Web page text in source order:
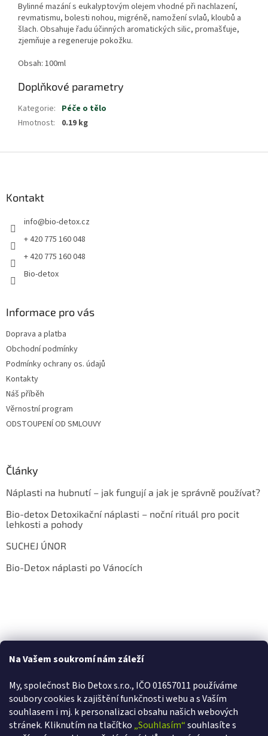
Na Vašem soukromí nám záleží
My, společnost Bio Detox s.r.o., IČO 01657011 používáme
soubory cookies k zajištění funkčnosti webu a s Vaším
souhlasem i mj. k personalizaci obsahu našich webových
stránek. Kliknutím na tlačítko „Souhlasím“souhlasíte s
Bylinné mazání s eukalyptovým olejem vhodné při nachlazení,
revmatismu, bolesti nohou, migréně, namožení svlaů, kloubů a
šlach. Obsahuje řadu účinných aromatických silic, promašťuje,
zjemňuje a regeneruje pokožku.
Obsah: 100ml
Doplňkové parametry
Kategorie: Péče o tělo
Hmotnost: 0.19 kg
Kontakt
info@bio-detox.cz
+ 420 775 160 048
+ 420 775 160 048
Bio-detox
Informace pro vás
Doprava a platba
Obchodní podmínky
Podmínky ochrany os. údajů
Kontakty
Náš příběh
Věrnostní program
ODSTOUPENÍ OD SMLOUVY
Články
Náplasti na hubnutí – jak fungují a jak je správně používat?
Bio-detox Detoxikační náplasti – noční rituál pro pocit
lehkosti a pohody
SUCHEJ ÚNOR
Bio-Detox náplasti po Vánocích